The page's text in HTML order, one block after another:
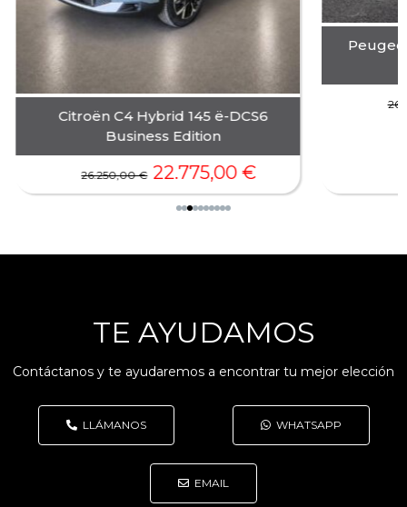
Citroën C4 Hybrid 145 ë-DCS6
Business Edition
26.250,00€ 22.775,00€
TE AYUDAMOS
Contáctanos y te ayudaremos a encontrar tu mejor elección
LLÁMANOS WHATSAPP
EMAIL